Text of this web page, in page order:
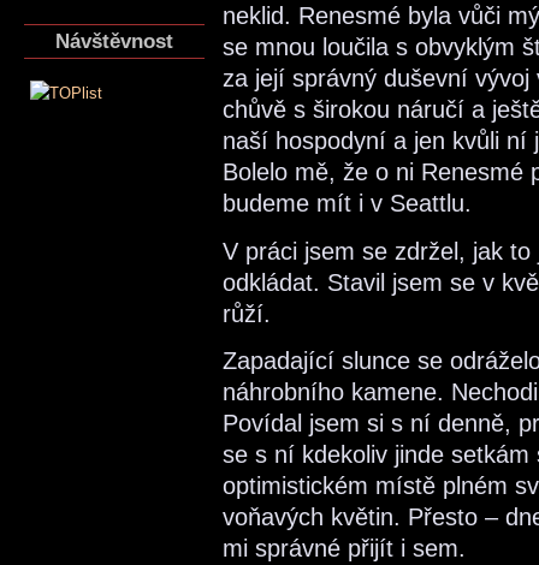
Návštěvnost
neklid. Renesmé byla vůči
se mnou loučila s obvyklým
za její správný duševní
chůvě s širokou náručí a
naší hospodyní a jen kvůli ní
Bolelo mě, že o ni Renesmé
budeme mít i v Seattlu.
V práci jsem se zdržel, jak
odkládat. Stavil jsem se v
růží.
Zapadající slunce se
náhrobního kamene.
Povídal jsem si s ní denně,
se s ní kdekoliv jinde
optimistickém místě plném
voňavých květin. Přesto –
mi správné přijít i sem.